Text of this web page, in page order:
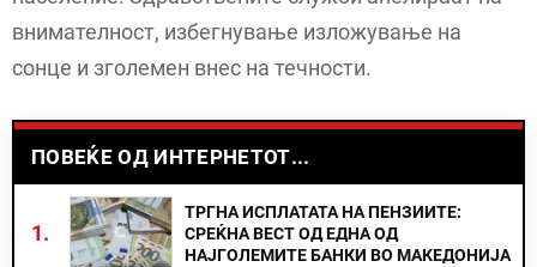
внимателност, избегнување изложување на
сонце и зголемен внес на течности.
ПОВЕЌЕ ОД ИНТЕРНЕТОТ...
1.
ТРГНА ИСПЛАТАТА НА ПЕНЗИИТЕ:
СРЕЌНА ВЕСТ ОД ЕДНА ОД
НАЈГОЛЕМИТЕ БАНКИ ВО МАКЕДОНИЈА